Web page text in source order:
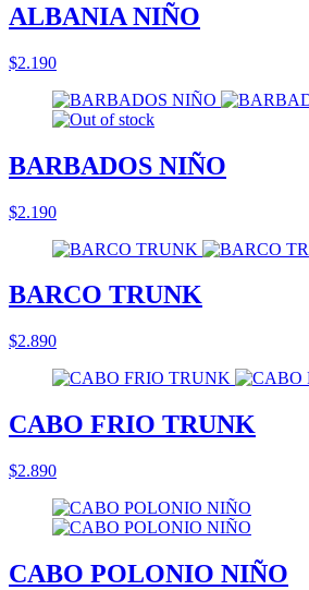
ALBANIA NIÑO
$2.190
BARBADOS NIÑO
$2.190
BARCO TRUNK
$2.890
CABO FRIO TRUNK
$2.890
CABO POLONIO NIÑO